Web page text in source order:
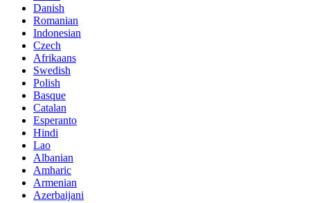
Danish
Romanian
Indonesian
Czech
Afrikaans
Swedish
Polish
Basque
Catalan
Esperanto
Hindi
Lao
Albanian
Amharic
Armenian
Azerbaijani